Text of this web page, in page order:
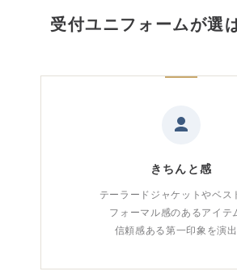
受付ユニフォームが選
きちんと感
テーラードジャケットやベス
フォーマル感のあるアイテ
信頼感ある第一印象を演出